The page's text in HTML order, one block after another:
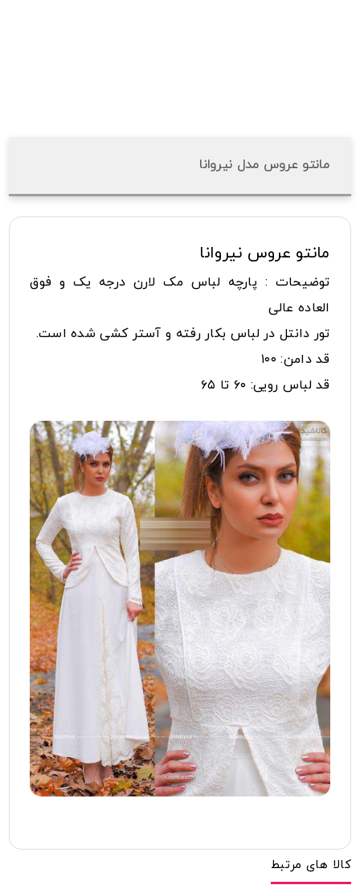
مانتو عروس مدل نیروانا
مانتو عروس نیروانا
توضیحات : پارچه لباس مک لارن درجه یک و فوق
العاده عالی
تور دانتل در لباس بکار رفته و آستر کشی شده است.
قد دامن: ۱۰۰
قد لباس رویی: ۶۰ تا ۶۵
کالا های مرتبط